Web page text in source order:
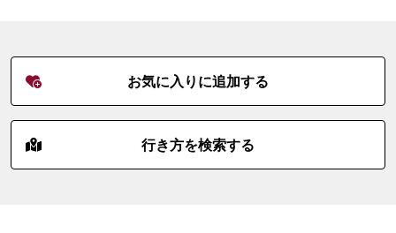
お気に入りに追加する
行き方を検索する